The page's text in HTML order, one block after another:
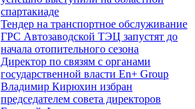
спартакиаде
Тендер на транспортное обслуживание
ГРС Автозаводской ТЭЦ запустят до
начала отопительного сезона
Директор по связям с органами
государственной власти En+ Group
Владимир Кирюхин избран
председателем совета директоров